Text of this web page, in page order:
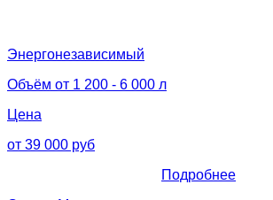
Энергонезависимый
Объём от 1 200 - 6 000 л
Цена
от 39 000 руб
Подробнее